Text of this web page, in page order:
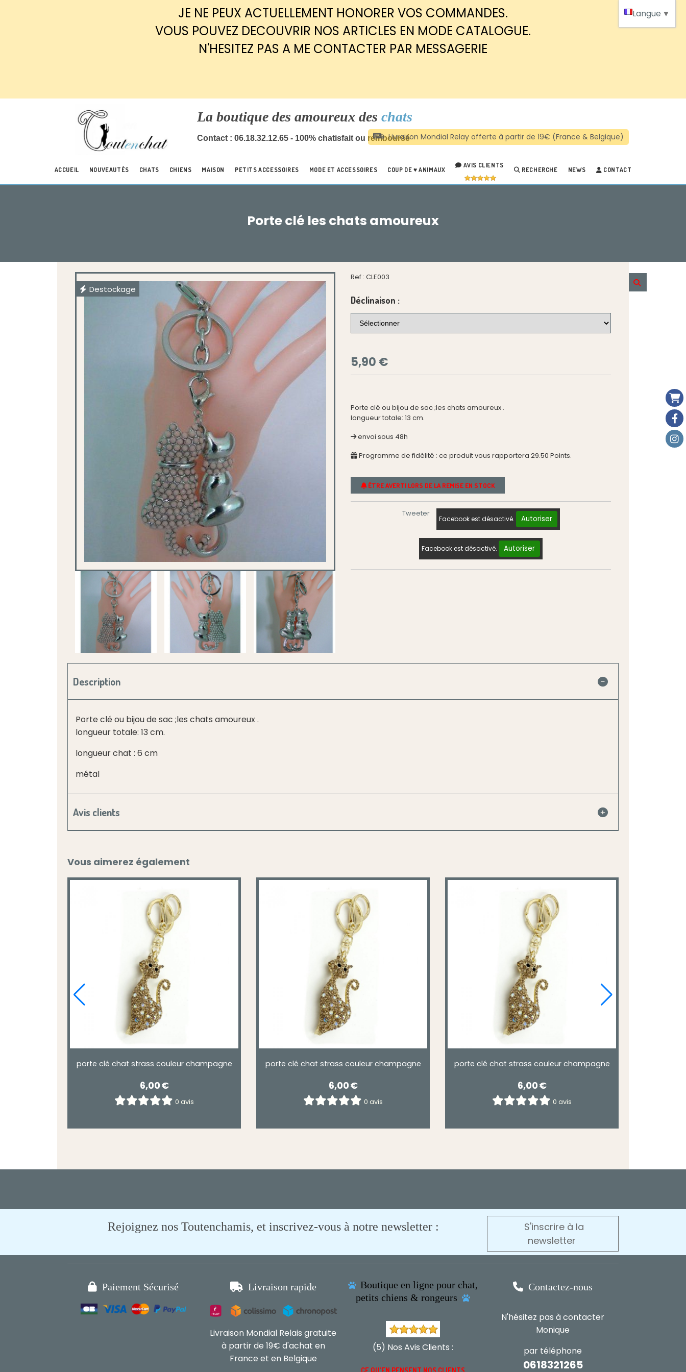
JE NE PEUX ACTUELLEMENT HONORER VOS COMMANDES.
VOUS POUVEZ DECOUVRIR NOS ARTICLES EN MODE CATALOGUE.
N'HESITEZ PAS A ME CONTACTER PAR MESSAGERIE
La boutique des amoureux des chats
Contact : 06.18.32.12.65 - 100% chatisfait ou remboursé
ACCUEIL NOUVEAUTÉS CHATS CHIENS MAISON PETITS ACCESSOIRES MODE ET ACCESSOIRES COUP DE ♥ ANIMAUX
AVIS CLIENTS
RECHERCHE NEWS CONTACT
Porte clé les chats amoureux
Destockage
Ref : CLE003
Déclinaison :
5,90 €
Porte clé ou bijou de sac ;les chats amoureux .
longueur totale: 13 cm.
envoi sous 48h
Programme de fidélité : ce produit vous rapportera 29.50 Points.
ÊTRE AVERTI LORS DE LA REMISE EN STOCK
Tweeter
Facebook est désactivé. Autoriser
Facebook est désactivé. Autoriser
Description
Porte clé ou bijou de sac ;les chats amoureux .
longueur totale: 13 cm.
longueur chat : 6 cm
métal
Avis clients
Vous aimerez également
porte clé chat strass couleur champagne
6,00€
0 avis
porte clé chat strass couleur champagne
6,00€
0 avis
porte clé chat strass couleur champagne
6,00€
0 avis
Rejoignez nos Toutenchamis, et inscrivez-vous à notre newsletter :
S'inscrire à la
newsletter
 Paiement Sécurisé  Livraison rapide
Livraison Mondial Relais gratuite
à partir de 19€ d'achat en
France et en Belgique
 Boutique en ligne pour chat,
petits chiens & rongeurs

(5) Nos Avis Clients :
 Contactez-nous
N'hésitez pas à contacter
Monique
par téléphone
0618321265
Langue ▼